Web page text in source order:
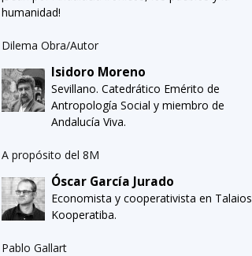
humanidad!
Dilema Obra/Autor
Isidoro Moreno
Sevillano. Catedrático Emérito de
Antropología Social y miembro de
Andalucía Viva.
A propósito del 8M
Óscar García Jurado
Economista y cooperativista en Talaios
Kooperatiba.
Pablo Gallart